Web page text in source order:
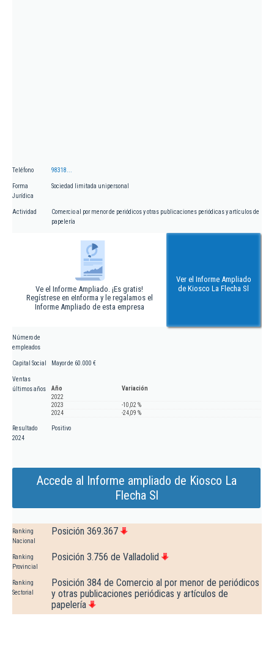
Teléfono 98318...
Forma
Jurídica
Sociedad limitada unipersonal
Actividad
Comercio al por menor de periódicos y otras publicaciones periódicas y artículos de
papelería
Ve el Informe Ampliado. ¡Es gratis!
Regístrese en eInforma y le regalamos el
Informe Ampliado de esta empresa
Ver el Informe Ampliado
de Kiosco La Flecha Sl
Número de
empleados
Capital Social Mayor de 60.000 €
Ventas
últimos años
Año
Variación
2022
2023
-10,02 %
2024
-24,09 %
Resultado
2024
Positivo
Accede al Informe ampliado de Kiosco La
Flecha Sl
Ranking
Nacional
Posición 369.367
Ranking
Provincial
Posición 3.756 de Valladolid
Ranking
Sectorial
Posición 384 de Comercio al por menor de periódicos
y otras publicaciones periódicas y artículos de
papelería